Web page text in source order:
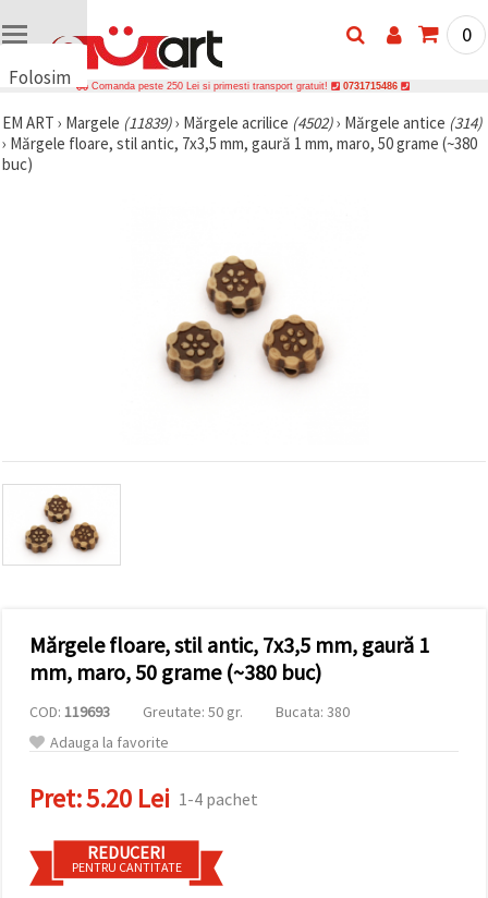
Folosim
uri
🍪 Folosim
cookie-uri
afișa
conținut și
reclame
mai
relevante,
analiză și
marketing.
Puteți fi de
acord să
utilizați
toate
cookie -
clic pe
"acceptati
indicați
preferințele
0
Comanda peste 250 Lei si primesti transport gratuit! 0731715486
EM ART › Margele (11839)› Mărgele acrilice (4502)› Mărgele antice (314)
› Mărgele floare, stil antic, 7x3,5 mm, gaură 1 mm, maro, 50 grame (~380
buc)
Mărgele floare, stil antic, 7x3,5 mm, gaură 1
mm, maro, 50 grame (~380 buc)
COD: 119693 Greutate: 50 gr.
Bucata: 380
Adauga la favorite
Pret:5.20 Lei 1-4 pachet
REDUCERI
PENTRU CANTITATE